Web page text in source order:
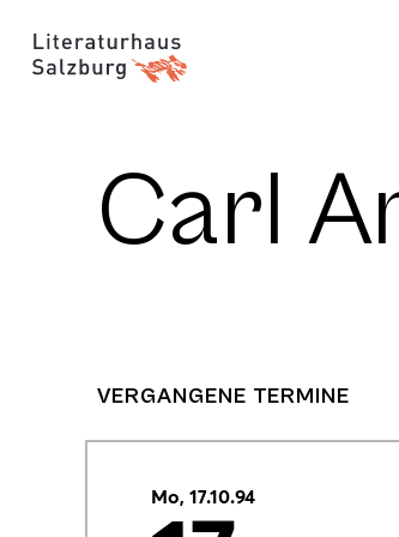
Carl
VERGANGENE TERMINE
Mo, 17.10.94